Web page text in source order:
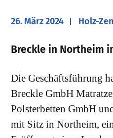
26. März 2024 Holz-
Breckle in Northeim
Die Geschäftsführung
Breckle GmbH
Polsterbetten GmbH
mit Sitz in Northeim,